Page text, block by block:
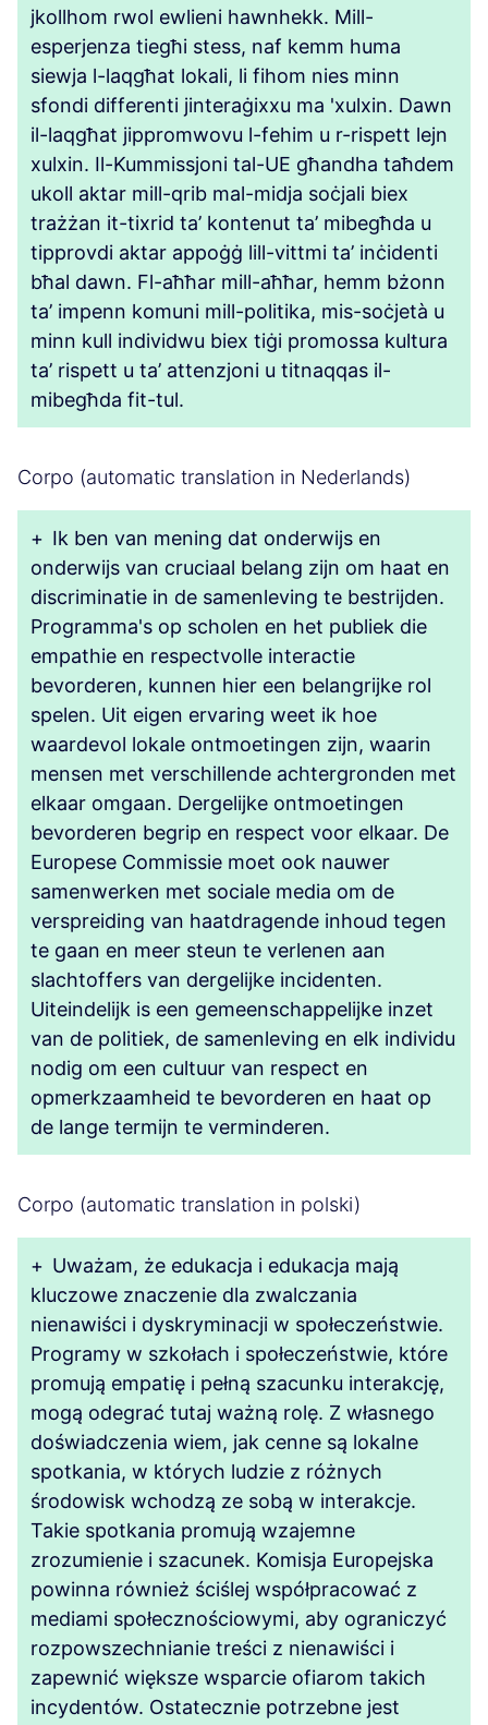
jkollhom rwol ewlieni hawnhekk. Mill-
esperjenza tiegħi stess, naf kemm huma
siewja l-laqgħat lokali, li fihom nies minn
sfondi differenti jinteraġixxu ma 'xulxin. Dawn
il-laqgħat jippromwovu l-fehim u r-rispett lejn
xulxin. Il-Kummissjoni tal-UE għandha taħdem
ukoll aktar mill-qrib mal-midja soċjali biex
trażżan it-tixrid ta’ kontenut ta’ mibegħda u
tipprovdi aktar appoġġ lill-vittmi ta’ inċidenti
bħal dawn. Fl-aħħar mill-aħħar, hemm bżonn
ta’ impenn komuni mill-politika, mis-soċjetà u
minn kull individwu biex tiġi promossa kultura
ta’ rispett u ta’ attenzjoni u titnaqqas il-
mibegħda fit-tul.
Corpo (automatic translation in Nederlands)
+ Ik ben van mening dat onderwijs en
onderwijs van cruciaal belang zijn om haat en
discriminatie in de samenleving te bestrijden.
Programma's op scholen en het publiek die
empathie en respectvolle interactie
bevorderen, kunnen hier een belangrijke rol
spelen. Uit eigen ervaring weet ik hoe
waardevol lokale ontmoetingen zijn, waarin
mensen met verschillende achtergronden met
elkaar omgaan. Dergelijke ontmoetingen
bevorderen begrip en respect voor elkaar. De
Europese Commissie moet ook nauwer
samenwerken met sociale media om de
verspreiding van haatdragende inhoud tegen
te gaan en meer steun te verlenen aan
slachtoffers van dergelijke incidenten.
Uiteindelijk is een gemeenschappelijke inzet
van de politiek, de samenleving en elk individu
nodig om een cultuur van respect en
opmerkzaamheid te bevorderen en haat op
de lange termijn te verminderen.
Corpo (automatic translation in polski)
+ Uważam, że edukacja i edukacja mają
kluczowe znaczenie dla zwalczania
nienawiści i dyskryminacji w społeczeństwie.
Programy w szkołach i społeczeństwie, które
promują empatię i pełną szacunku interakcję,
mogą odegrać tutaj ważną rolę. Z własnego
doświadczenia wiem, jak cenne są lokalne
spotkania, w których ludzie z różnych
środowisk wchodzą ze sobą w interakcje.
Takie spotkania promują wzajemne
zrozumienie i szacunek. Komisja Europejska
powinna również ściślej współpracować z
mediami społecznościowymi, aby ograniczyć
rozpowszechnianie treści z nienawiści i
zapewnić większe wsparcie ofiarom takich
incydentów. Ostatecznie potrzebne jest